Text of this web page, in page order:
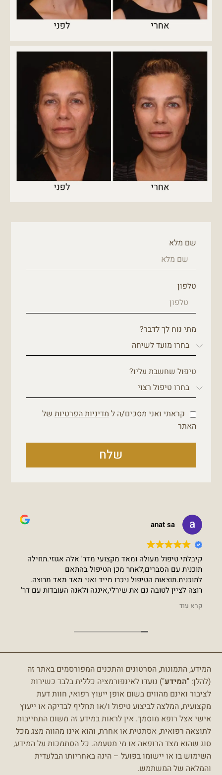
שם מלא
טלפון
מתי נוח לך לדבר?
טיפול שחשבת עליו?
קראתי ואני מסכים/ה למדיניות הפרטיותשל
האתר
שלח
anat sa
קיבלתי טיפול מעולה ומאד מקצועי מדר' אלה אגוזי.תחילה
תוכנית עם הסברים,לאחר מכן הטיפול בהתאם
לתוכנית.תוצאות הטיפול ניכרו מייד ואני מאד מאד מרוצה.
רוצה לציין לטובה גם את שירלי,אינגה ולאנה העובדות עם דר'
קרא עוד
המידע, התמונות, הסרטונים והתכנים המפורסמים באתר זה
(להלן: "המידע") נועדו לאינפורמציה כללית בלבד כשירות
לציבור ואינם מהווים בשום אופן ייעוץ רפואי, חוות דעת
מקצועית, המלצה לביצוע טיפול ו/או תחליף לבדיקה או ייעוץ
אישי אצל רופא מוסמך. אין לראות במידע זה משום התחייבות
לתוצאה רפואית, אסתטית או אחרת, והוא אינו מהווה מצג מכל
סוג שהוא מצד הרופאה או מי מטעמה. כל הסתמכות על המידע,
השימוש בו או יישומו בפועל – הינה באחריותו הבלעדית
והמלאה של המשתמש.